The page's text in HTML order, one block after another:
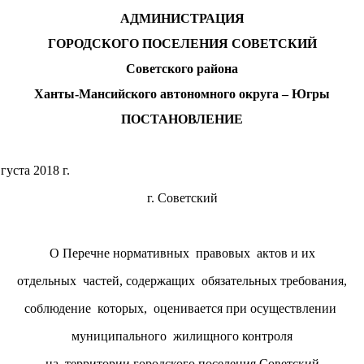
АДМИНИСТРАЦИЯ
ГОРОДСКОГО ПОСЕЛЕНИЯ СОВЕТСКИЙ
Советского района
Ханты-Мансийского автономного округа – Югры
ПОСТАНОВЛЕНИЕ
августа 2018 г. №
г. Советский
О Перечне нормативных правовых актов и их
отдельных частей, содержащих обязательных требования,
соблюдение которых, оценивается при осуществлении
муниципального жилищного контроля